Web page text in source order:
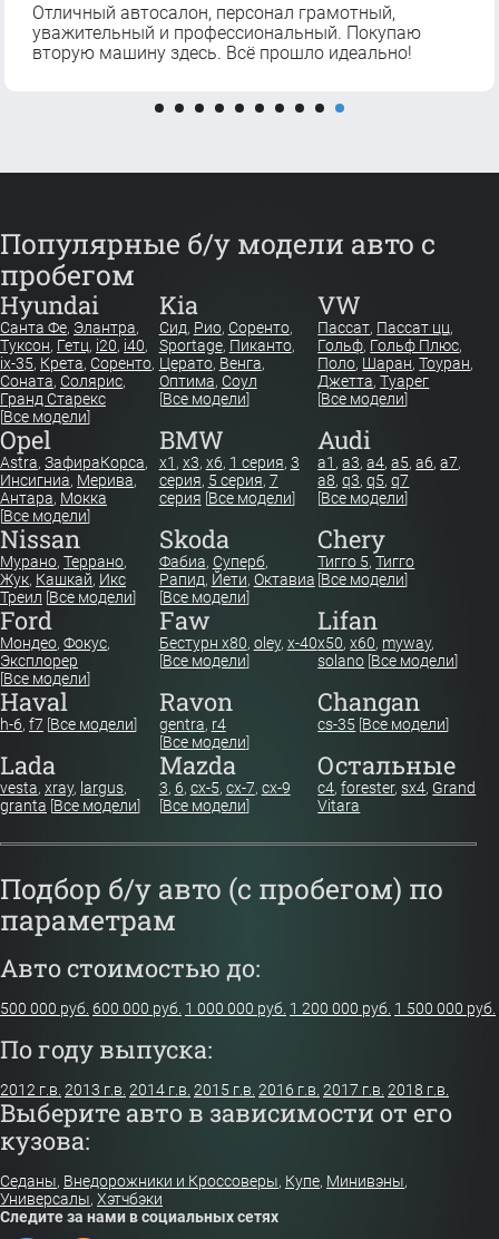
Отличный автосалон, персонал грамотный,
уважительный и профессиональный. Покупаю
вторую машину здесь. Всё прошло идеально!
Популярные б/у модели авто с
пробегом
Hyundai
Санта Фе, Элантра,
Туксон, Гетц, i20, i40,
ix-35, Крета, Соренто,
Соната, Солярис,
Гранд Старекс
[Все модели]
Kia
Сид, Рио, Соренто,
Sportage, Пиканто,
Церато, Венга,
Оптима, Соул
[Все модели]
VW
Пассат, Пассат цц,
Гольф, Гольф Плюс,
Поло, Шаран,Тоуран,
Джетта,Туарег
[Все модели]
Opel
Astra, ЗафираКорса,
Инсигниа, Мерива,
Антара, Мокка
[Все модели]
BMW
x1 , x3, x6, 1 серия, 3
серия, 5 серия, 7
серия [Все модели]
Audi
a1 ,a3,a4,a5,a6,a7,
a8,q3,q5,q7
[Все модели]
Nissan
Мурано, Террано,
Жук, Кашкай, Икс
Треил [Все модели]
Skoda
Фабиа, Суперб,
Рапид, Йети, Октавиа
[Все модели]
Chery
Тигго 5,Тигго
[Все модели]
Ford
Мондео, Фокус,
Эксплорер
[Все модели]
Faw
Бестурн х80, oley, x-40
[Все модели]
Lifan
x50,x60, myway,
solano [Все модели]
Haval
h-6, f7 [Все модели]
Ravon
gentra, r4
[Все модели]
Changan
cs-35 [Все модели]
Lada
vesta, xray, largus,
granta [Все модели]
Mazda
3, 6, cx-5, cx-7, cx-9
[Все модели]
Остальные
c4,forester,sx4, Grand
Vitara
Подбор б/у авто (с пробегом) по
параметрам
Авто стоимостью до:
500 000 руб. 600 000 руб. 1 000 000 руб. 1 200 000 руб. 1 500 000 руб.
По году выпуска:
2012 г.в. 2013 г.в. 2014 г.в. 2015 г.в. 2016 г.в. 2017 г.в. 2018 г.в.
Выберите авто в зависимости от его
кузова:
Седаны, Внедорожники и Кроссоверы, Купе, Минивэны,
Универсалы, Хэтчбэки
Следите за нами в социальных сетях